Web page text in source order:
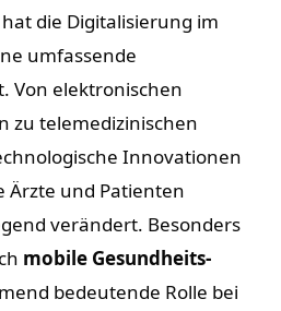
die Digitalisierung im
umfassende
Von elektronischen
zu telemedizinischen
Innovationen
Ärzte und Patienten
verändert. Besonders
mobile Gesundheits-
bedeutende Rolle bei